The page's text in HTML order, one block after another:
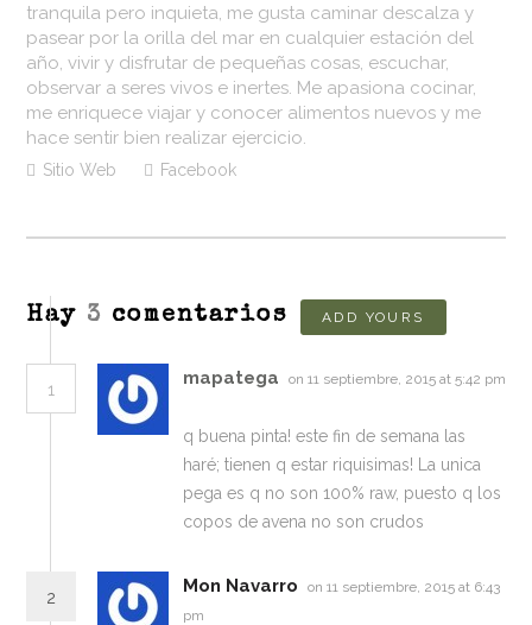
tranquila pero inquieta, me gusta caminar descalza y
pasear por la orilla del mar en cualquier estación del
año, vivir y disfrutar de pequeñas cosas, escuchar,
observar a seres vivos e inertes. Me apasiona cocinar,
me enriquece viajar y conocer alimentos nuevos y me
hace sentir bien realizar ejercicio.
Sitio Web Facebook
Hay 3 comentarios ADD YOURS
1
mapatega on 11 septiembre, 2015 at 5:42 pm
q buena pinta! este fin de semana las
haré; tienen q estar riquisimas! La unica
pega es q no son 100% raw, puesto q los
copos de avena no son crudos
2
Mon Navarro
on 11 septiembre, 2015 at 6:43
pm